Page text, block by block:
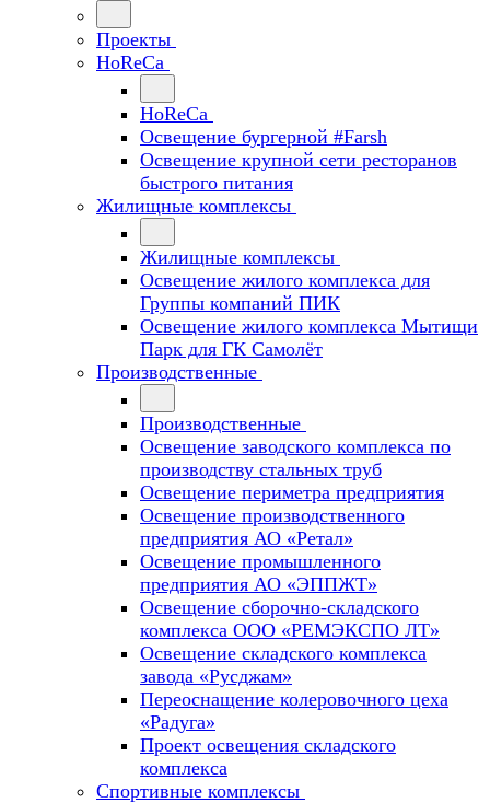
Проекты
HoReCa
HoReCa
Освещение бургерной #Farsh
Освещение крупной сети ресторанов
быстрого питания
Жилищные комплексы
Жилищные комплексы
Освещение жилого комплекса для
Группы компаний ПИК
Освещение жилого комплекса Мытищи
Парк для ГК Самолёт
Производственные
Производственные
Освещение заводского комплекса по
производству стальных труб
Освещение периметра предприятия
Освещение производственного
предприятия АО «Ретал»
Освещение промышленного
предприятия АО «ЭППЖТ»
Освещение сборочно-складского
комплекса ООО «РЕМЭКСПО ЛТ»
Освещение складского комплекса
завода «Русджам»
Переоснащение колеровочного цеха
«Радуга»
Проект освещения складского
комплекса
Спортивные комплексы